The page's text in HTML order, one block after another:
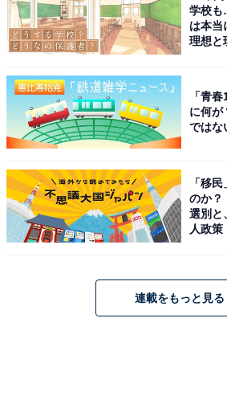
学校も
は本当
理想と
「青
に何が
ではな
「移
のか？
選別と
人政策
連載をもっと見る